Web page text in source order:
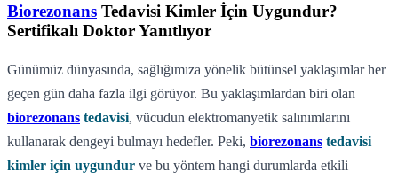
Biorezonans Tedavisi Kimler İçin Uygundur?
Sertifikalı Doktor Yanıtlıyor
Günümüz dünyasında, sağlığımıza yönelik bütünsel yaklaşımlar her
geçen gün daha fazla ilgi görüyor. Bu yaklaşımlardan biri olan
biorezonans tedavisi, vücudun elektromanyetik salınımlarını
kullanarak dengeyi bulmayı hedefler. Peki, biorezonans tedavisi
kimler için uygundur ve bu yöntem hangi durumlarda etkili